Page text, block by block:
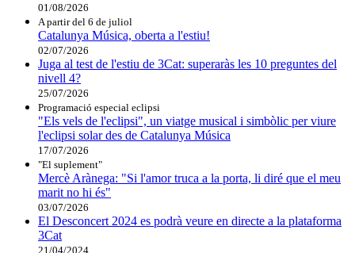
01/08/2026
A partir del 6 de juliol
Catalunya Música, oberta a l'estiu!
02/07/2026
Juga al test de l'estiu de 3Cat: superaràs les 10 preguntes del
nivell 4?
25/07/2026
Programació especial eclipsi
"Els vels de l'eclipsi", un viatge musical i simbòlic per viure
l'eclipsi solar des de Catalunya Música
17/07/2026
"El suplement"
Mercè Arànega: "Si l'amor truca a la porta, li diré que el meu
marit no hi és"
03/07/2026
El Desconcert 2024 es podrà veure en directe a la plataforma
3Cat
21/04/2024